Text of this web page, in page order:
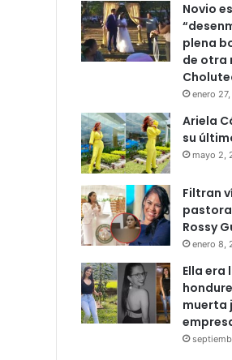
Novio es
plena
de otra
enero
Ariela
su
mayo 2,
Filtran
Rossy
enero 8,
Ella era
muerta